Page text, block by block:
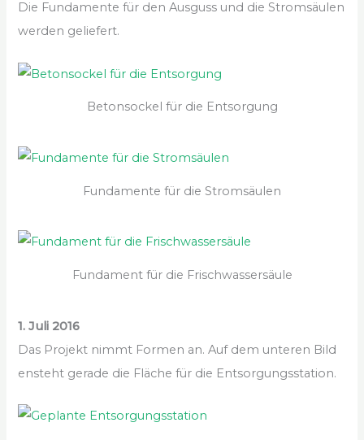
Die Fundamente für den Ausguss und die Stromsäulen
werden geliefert.
Betonsockel für die Entsorgung
Fundamente für die Stromsäulen
Fundament für die Frischwassersäule
1. Juli 2016
Das Projekt nimmt Formen an. Auf dem unteren Bild
ensteht gerade die Fläche für die Entsorgungsstation.